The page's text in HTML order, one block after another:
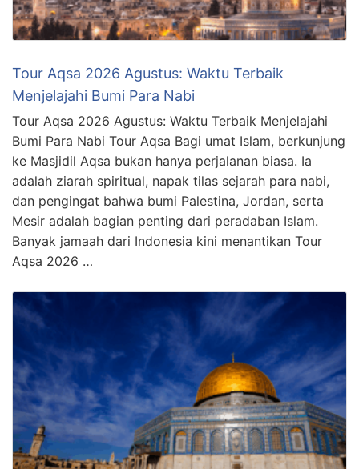
Tour Aqsa 2026 Agustus: Waktu Terbaik
Menjelajahi Bumi Para Nabi
Tour Aqsa 2026 Agustus: Waktu Terbaik Menjelajahi
Bumi Para Nabi Tour Aqsa Bagi umat Islam, berkunjung
ke Masjidil Aqsa bukan hanya perjalanan biasa. Ia
adalah ziarah spiritual, napak tilas sejarah para nabi,
dan pengingat bahwa bumi Palestina, Jordan, serta
Mesir adalah bagian penting dari peradaban Islam.
Banyak jamaah dari Indonesia kini menantikan Tour
Aqsa 2026 …